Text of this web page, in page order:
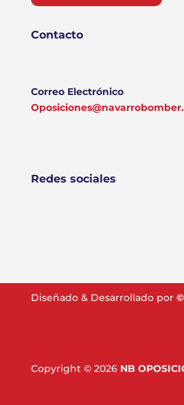
Contacto
Correo Electrónico
Redes sociales
Diseñado & Desarrollado por ©
Copyright © 2026 NB